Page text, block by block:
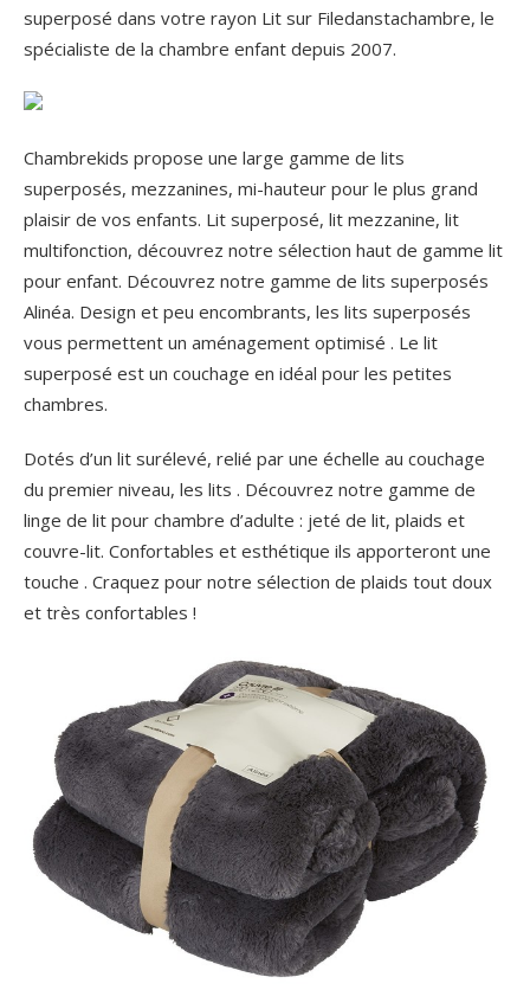
superposé dans votre rayon Lit sur Filedanstachambre, le
spécialiste de la chambre enfant depuis 2007.
Chambrekids propose une large gamme de lits
superposés, mezzanines, mi-hauteur pour le plus grand
plaisir de vos enfants. Lit superposé, lit mezzanine, lit
multifonction, découvrez notre sélection haut de gamme lit
pour enfant. Découvrez notre gamme de lits superposés
Alinéa. Design et peu encombrants, les lits superposés
vous permettent un aménagement optimisé . Le lit
superposé est un couchage en idéal pour les petites
chambres.
Dotés d’un lit surélevé, relié par une échelle au couchage
du premier niveau, les lits . Découvrez notre gamme de
linge de lit pour chambre d’adulte : jeté de lit, plaids et
couvre-lit. Confortables et esthétique ils apporteront une
touche . Craquez pour notre sélection de plaids tout doux
et très confortables !